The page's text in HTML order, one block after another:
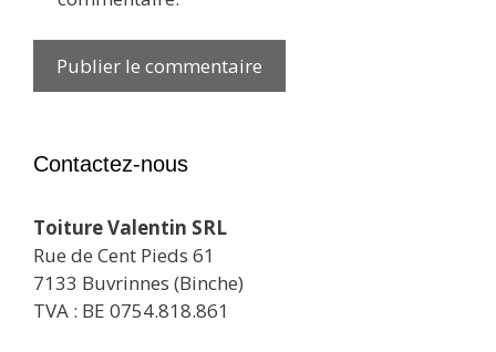
Contactez-nous
Toiture Valentin SRL
Rue de Cent Pieds 61
7133 Buvrinnes (Binche)
TVA : BE 0754.818.861